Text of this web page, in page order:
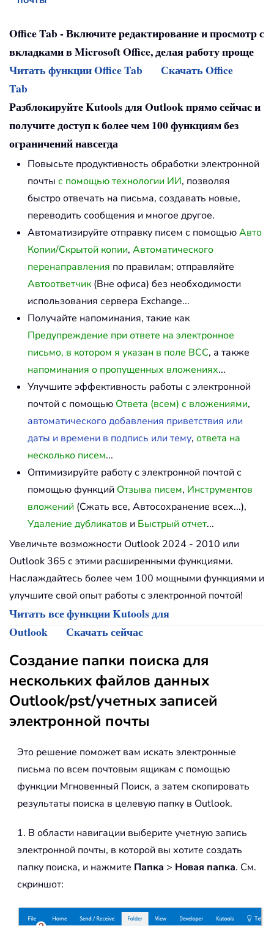
Office Tab - Включите редактирование и просмотр с
вкладками в Microsoft Office, делая работу проще
Читать функции Office Tab
Скачать Office
Tab
Разблокируйте Kutools для Outlook прямо сейчас и
получите доступ к более чем 100 функциям без
ограничений навсегда
Повысьте продуктивность обработки электронной
почты с помощью технологии ИИ, позволяя
быстро отвечать на письма, создавать новые,
переводить сообщения и многое другое.
Автоматизируйте отправку писем с помощьюАвто
Копии/Скрытой копии, Автоматического
перенаправления по правилам; отправляйте
Автоответчик(Вне офиса) без необходимости
использования сервера Exchange...
Получайте напоминания, такие как
Предупреждение при ответе на электронное
письмо, в котором я указан в поле BCC, а также
напоминания о пропущенных вложениях...
Улучшите эффективность работы с электронной
почтой с помощью Ответа (всем) с вложениями,
автоматического добавления приветствия или
даты и времени в подпись или тему, ответа на
несколько писем...
Оптимизируйте работу с электронной почтой с
помощью функций Отзыва писем, Инструментов
вложений (Сжать все, Автосохранение всех...),
Удаление дубликатов и Быстрый отчет...
Увеличьте возможности Outlook 2024 - 2010 или
Outlook 365 с этими расширенными функциями.
Наслаждайтесь более чем 100 мощными функциями и
улучшите свой опыт работы с электронной почтой!
Читать все функции Kutools для
Outlook
Скачать сейчас
Создание папки поиска для
нескольких файлов данных
Outlook/pst/учетных записей
электронной почты
Это решение поможет вам искать электронные
письма по всем почтовым ящикам с помощью
функции Мгновенный Поиск, а затем скопировать
результаты поиска в целевую папку в Outlook.
1. В области навигации выберите учетную запись
электронной почты, в которой вы хотите создать
папку поиска, и нажмите Папка > Новая папка. См.
скриншот: